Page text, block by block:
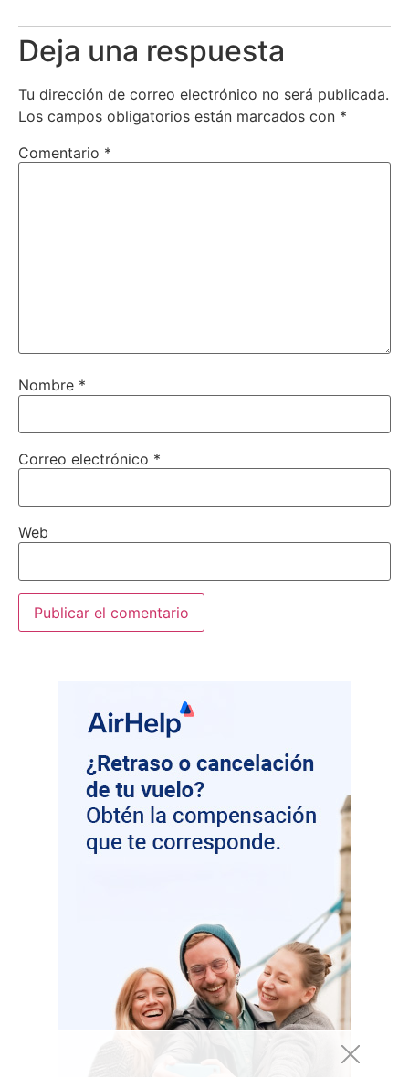
Deja una respuesta
Tu dirección de correo electrónico no será publicada.
Los campos obligatorios están marcados con *
Comentario *
Nombre *
Correo electrónico *
Web